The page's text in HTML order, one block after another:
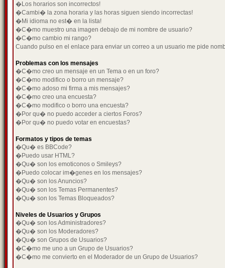
�Los horarios son incorrectos!
�Cambi� la zona horaria y las horas siguen siendo incorrectas!
�Mi idioma no est� en la lista!
�C�mo muestro una imagen debajo de mi nombre de usuario?
�C�mo cambio mi rango?
Cuando pulso en el enlace para enviar un correo a un usuario me pide
Problemas con los mensajes
�C�mo creo un mensaje en un Tema o en un foro?
�C�mo modifico o borro un mensaje?
�C�mo adoso mi firma a mis mensajes?
�C�mo creo una encuesta?
�C�mo modifico o borro una encuesta?
�Por qu� no puedo acceder a ciertos Foros?
�Por qu� no puedo votar en encuestas?
Formatos y tipos de temas
�Qu� es BBCode?
�Puedo usar HTML?
�Qu� son los emoticonos o Smileys?
�Puedo colocar im�genes en los mensajes?
�Qu� son los Anuncios?
�Qu� son los Temas Permanentes?
�Qu� son los Temas Bloqueados?
Niveles de Usuarios y Grupos
�Qu� son los Administradores?
�Qu� son los Moderadores?
�Qu� son Grupos de Usuarios?
�C�mo me uno a un Grupo de Usuarios?
�C�mo me convierto en el Moderador de un Grupo de Usuarios?